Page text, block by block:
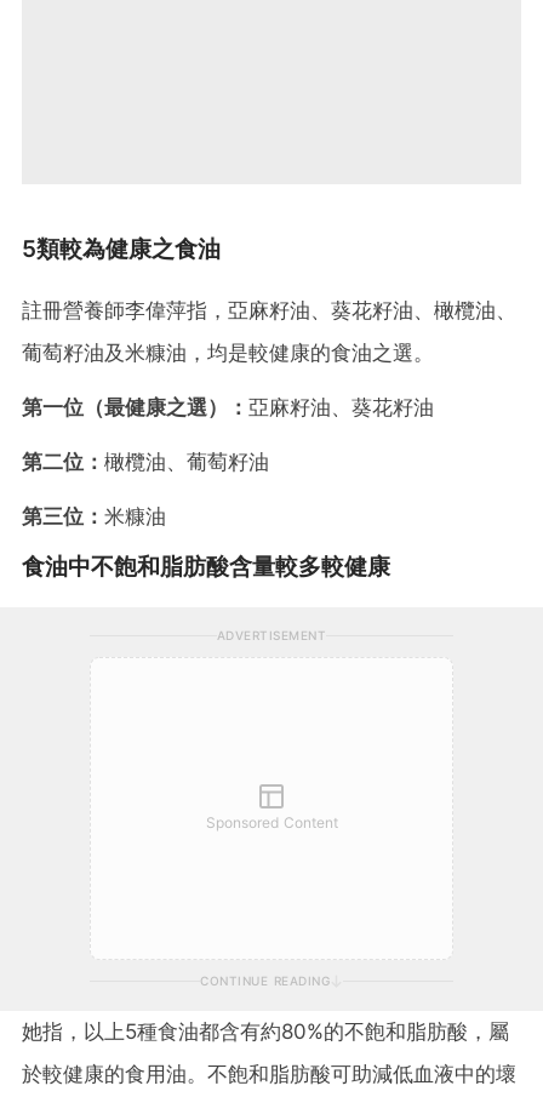
5類較為健康之食油
註冊營養師李偉萍指，亞麻籽油、葵花籽油、橄欖油、
葡萄籽油及米糠油，均是較健康的食油之選。
第一位（最健康之選）： 亞麻籽油、葵花籽油
第二位： 橄欖油、葡萄籽油
第三位： 米糠油
食油中不飽和脂肪酸含量較多較健康
ADVERTISEMENT
Sponsored Content
CONTINUE READING
她指，以上5種食油都含有約80%的不飽和脂肪酸，屬
於較健康的食用油。不飽和脂肪酸可助減低血液中的壞